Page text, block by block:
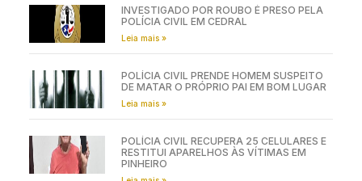
INVESTIGADO POR ROUBO É PRESO PELA
POLÍCIA CIVIL EM CEDRAL
Leia mais »
POLÍCIA CIVIL PRENDE HOMEM SUSPEITO
DE MATAR O PRÓPRIO PAI EM BOM LUGAR
Leia mais »
POLÍCIA CIVIL RECUPERA 25 CELULARES E
RESTITUI APARELHOS ÀS VÍTIMAS EM
PINHEIRO